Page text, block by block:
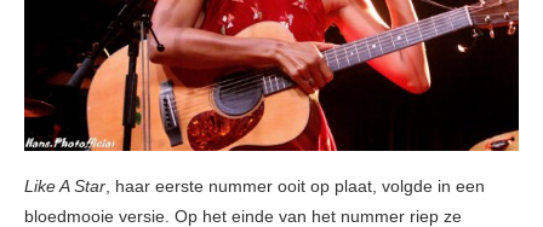
Like A Star , haar eerste nummer ooit op plaat, volgde in een
bloedmooie versie. Op het einde van het nummer riep ze